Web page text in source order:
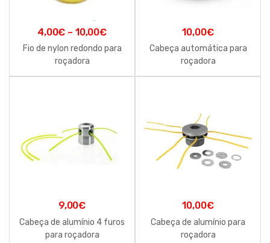
4,00€ – 10,00€
Fio de nylon redondo para
roçadora
10,00€
Cabeça automática para
roçadora
9,00€
Cabeça de alumínio 4 furos
para roçadora
10,00€
Cabeça de alumínio para
roçadora